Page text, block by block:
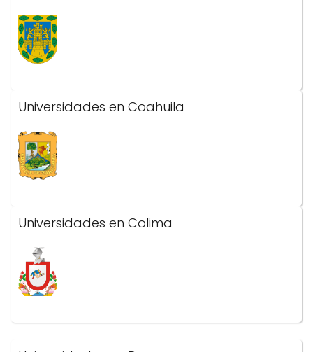
Universidades en Coahuila
Universidades en Colima